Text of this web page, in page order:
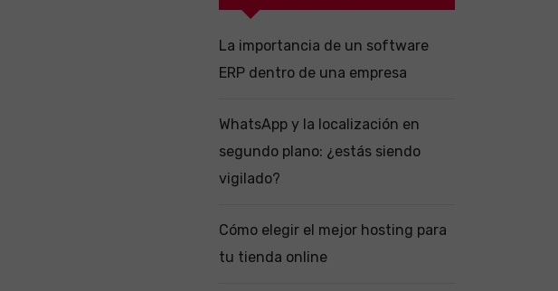
La importancia de un software
ERP dentro de una empresa
WhatsApp y la localización en
segundo plano: ¿estás siendo
vigilado?
Cómo elegir el mejor hosting para
tu tienda online